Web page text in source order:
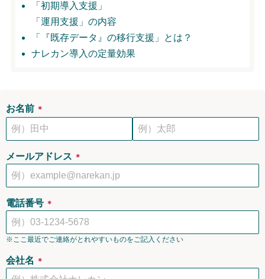
「初期導入支援」
「運用支援」の内容
「『既存データ』の移行支援」とは？
ナレカン導入の定量効果
お名前 ＊
メールアドレス ＊
電話番号 ＊
※ここ最近でご連絡がとれやすいものをご記入ください
会社名 ＊